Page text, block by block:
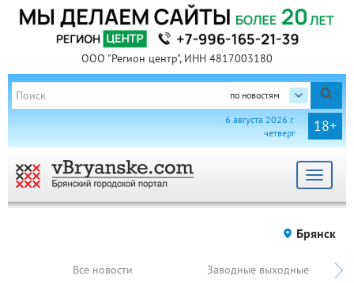
ООО "Регион центр", ИНН 4817003180
по новостям
18+
6 августа 2026 г.
четверг
Toggle
Брянск
Все новости Заводные выходные